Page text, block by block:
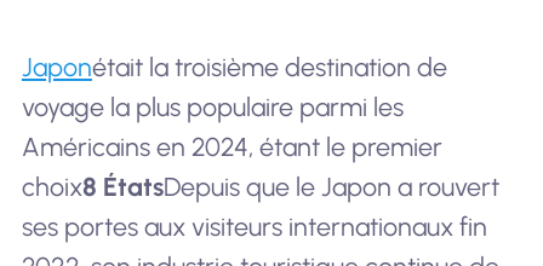
Japonétait la troisième destination de
voyage la plus populaire parmi les
Américains en 2024, étant le premier
choix8 ÉtatsDepuis que le Japon a rouvert
ses portes aux visiteurs internationaux fin